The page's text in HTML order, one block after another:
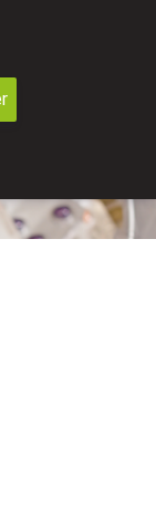
nous n'